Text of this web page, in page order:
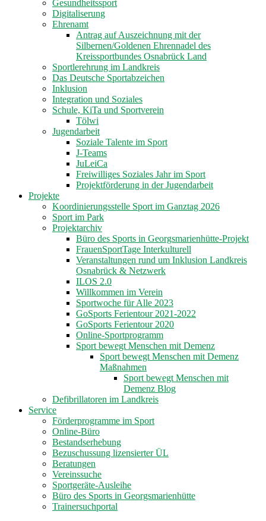
Gesundheitssport
Digitaliserung
Ehrenamt
Antrag auf Auszeichnung mit der
Silbernen/Goldenen Ehrennadel des
Kreissportbundes Osnabrück Land
Sportlerehrung im Landkreis
Das Deutsche Sportabzeichen
Inklusion
Integration und Soziales
Schule, KiTa und Sportverein
Tölwi
Jugendarbeit
Soziale Talente im Sport
J-Teams
JuLeiCa
Freiwilliges Soziales Jahr im Sport
Projektförderung in der Jugendarbeit
Projekte
Koordinierungsstelle Sport im Ganztag 2026
Sport im Park
Projektarchiv
Büro des Sports in Georgsmarienhütte-Projekt
FrauenSportTage Interkulturell
Veranstaltungen rund um Inklusion Landkreis
Osnabrück & Netzwerk
ILOS 2.0
Willkommen im Verein
Sportwoche für Alle 2023
GoSports Ferientour 2021-2022
GoSports Ferientour 2020
Online-Sportprogramm
Sport bewegt Menschen mit Demenz
Sport bewegt Menschen mit Demenz
Maßnahmen
Sport bewegt Menschen mit
Demenz Blog
Defibrillatoren im Landkreis
Service
Förderprogramme im Sport
Online-Büro
Bestandserhebung
Bezuschussung lizensierter ÜL
Beratungen
Vereinssuche
Sportgeräte-Ausleihe
Büro des Sports in Georgsmarienhütte
Trainersuchportal